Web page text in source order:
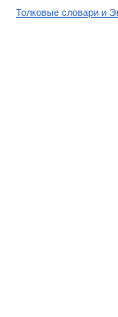
Толковые словари и